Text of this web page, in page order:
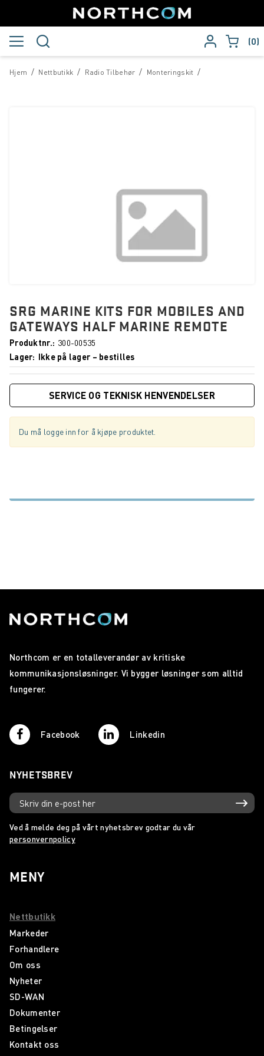
0
/
Hjem /
Nettbutikk /
Radio Tilbehør /
Monteringskit
SRG MARINE KITS FOR MOBILES AND
GATEWAYS HALF MARINE REMOTE
Produktnr.
300-00535
Lager
Ikke på lager – bestilles
SERVICE OG TEKNISK HENVENDELSER
Du må logge inn for å kjøpe produktet.
Northcom er en totalleverandør av kritiske
kommunikasjonsløsninger. Vi bygger løsninger som alltid
fungerer.
Facebook Linkedin
NYHETSBREV
Ved å melde deg på vårt nyhetsbrev godtar du vår
personvernpolicy
MENY
Nettbutikk
Markeder
Forhandlere
Om oss
Nyheter
SD-WAN
Dokumenter
Betingelser
Kontakt oss